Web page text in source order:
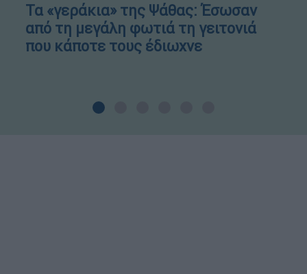
Τα «γεράκια» της Ψάθας: Έσωσαν
από τη μεγάλη φωτιά τη γειτονιά
που κάποτε τους έδιωχνε